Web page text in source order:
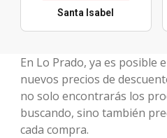
Santa Isabel
En Lo Prado, ya es posible
nuevos precios de
no solo encontrarás los
buscando, sino también
cada compra.